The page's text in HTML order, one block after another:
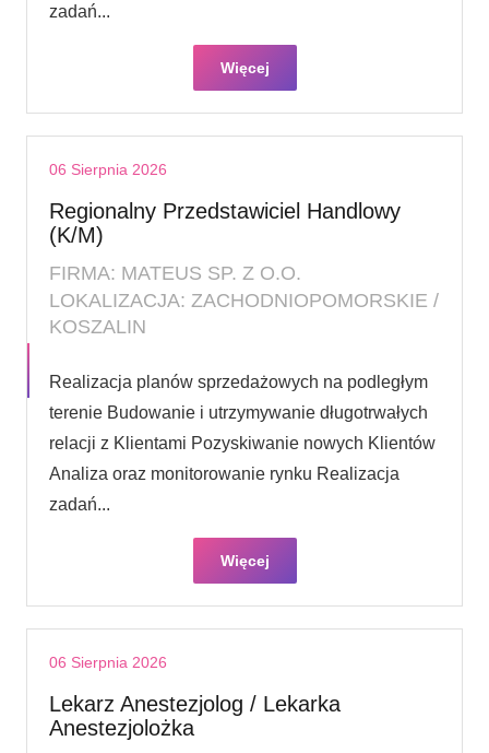
zadań...
Więcej
06 Sierpnia 2026
Regionalny Przedstawiciel Handlowy
(K/M)
FIRMA: MATEUS SP. Z O.O.
LOKALIZACJA: ZACHODNIOPOMORSKIE /
KOSZALIN
Realizacja planów sprzedażowych na podległym
terenie Budowanie i utrzymywanie długotrwałych
relacji z Klientami Pozyskiwanie nowych Klientów
Analiza oraz monitorowanie rynku Realizacja
zadań...
Więcej
06 Sierpnia 2026
Lekarz Anestezjolog / Lekarka
Anestezjolożka